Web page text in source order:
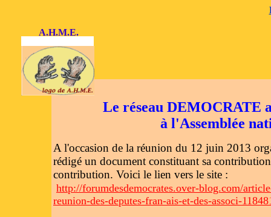
A.H.M.E.
Le réseau DEMOCRATE
à l'Assemblée
A l'occasion de la réunion du 12 juin 2013
rédigé un document constituant sa
contribution. Voici le lien vers le site :
http://forumdesdemocrates.over-blog.com/
reunion-des-deputes-fran-ais-et-des-associ-